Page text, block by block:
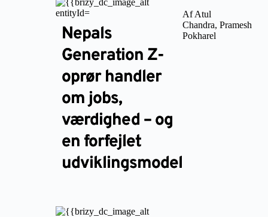
Nepals
Generation Z-
oprør handler
om jobs,
værdighed – og
en forfejlet
udviklingsmodel
Af Atul
Chandra, Pramesh
Pokharel